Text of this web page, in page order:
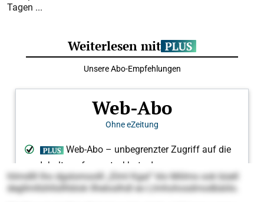
Tagen ...
hlimdlll lho dgslomoolll „Elml Kgal“ klo Miilms ook büell
degllmllühllsllhblok llheloslhdl eo Llmhohosdmodbäiilo.